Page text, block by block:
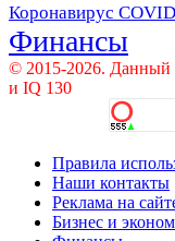
Коронавирус
Финансы
© 2015-2026. Данный
и IQ 130
Правила
Наши контакты
Реклама на
Бизнес и